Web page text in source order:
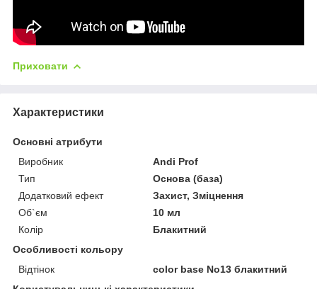
Приховати
Характеристики
Основні атрибути
Виробник
Andi Prof
Тип
Основа (база)
Додатковий ефект
Захист, Зміцнення
Об`єм
10 мл
Колір
Блакитний
Особливості кольору
Відтінок
color base No13 блакитний